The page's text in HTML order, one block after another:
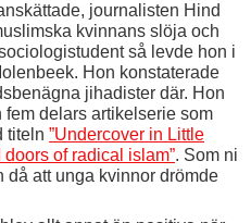
journalisten Hind
kvinnans slöja och
så levde hon i
Hon konstaterade
jihadister där. Hon
delars artikelserie som
titeln ”Undercover in Little
of radical islam”. Som ni
då att unga kvinnor drömde